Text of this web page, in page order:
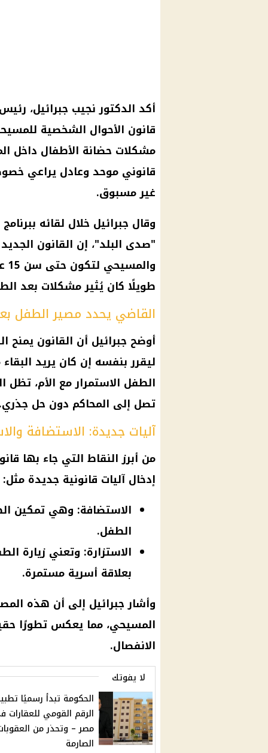
أكد الدكتور نجيب جبرائيل،
مشكلات حضانة الأطفال داخل
قانوني موحد وعادل يراعي
غير مسبوق.
وقال جبرائيل خلال لقائه
"صدى البلد"، إن القانون
طويلًا كان يُثير مشكلات بعد
القاضي يحدد مصير الطفل
ليقرر بنفسه إن كان يريد البقاء
الطفل الاستمرار مع الأم،
تصل إلى المحاكم دون حل
آليات جديدة: الاستضافة
من أبرز النقاط التي جاء بها
إدخال آليات قانونية جديدة مثل:
الاستضافة: وهي تمكين
الطفل.
الاستزارة: وتعني زيارة
بعلاقة أسرية مستمرة.
وأشار جبرائيل إلى أن هذه
المسيحي، مما يعكس تطورًا
الانفصال.
لا يفوتك
الحكومة تبدأ رسميًا
الرقم القومي للعقارات
مصر – وتحذر من
الصارمة